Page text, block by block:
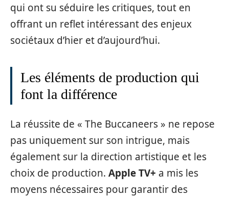
qui ont su séduire les critiques, tout en
offrant un reflet intéressant des enjeux
sociétaux d’hier et d’aujourd’hui.
Les éléments de production qui
font la différence
La réussite de « The Buccaneers » ne repose
pas uniquement sur son intrigue, mais
également sur la direction artistique et les
choix de production. Apple TV+ a mis les
moyens nécessaires pour garantir des